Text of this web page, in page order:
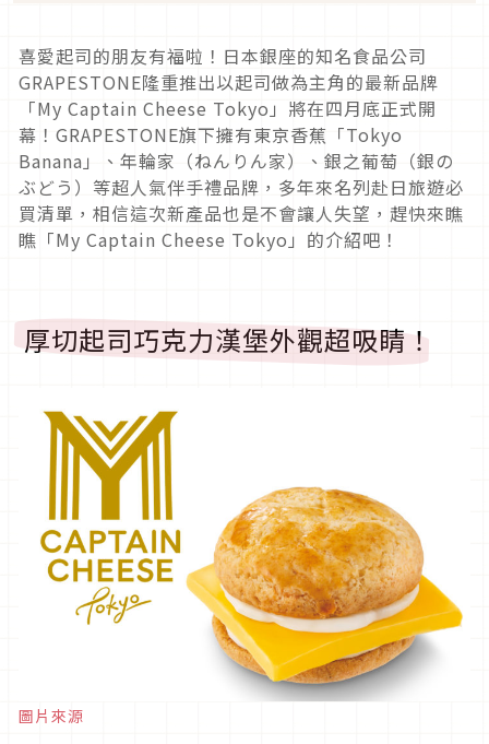
喜愛起司的朋友有福啦！日本銀座的知名食品公司
GRAPESTONE隆重推出以起司做為主角的最新品牌
「My Captain Cheese Tokyo」將在四月底正式開
幕！GRAPESTONE旗下擁有東京香蕉「Tokyo
Banana」、年輪家（ねんりん家）、銀之葡萄（銀の
ぶどう）等超人氣伴手禮品牌，多年來名列赴日旅遊必
買清單，相信這次新產品也是不會讓人失望，趕快來瞧
瞧「My Captain Cheese Tokyo」的介紹吧！
厚切起司巧克力漢堡外觀超吸睛！
圖片來源